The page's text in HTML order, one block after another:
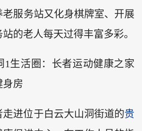
服务站又化身棋牌室、开展
的老人每天过得丰富多彩。
1生活圈：长者运动健康之家
身房
走进位于白云大山洞街道的贵